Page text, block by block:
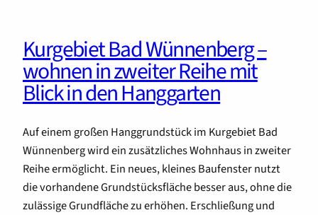
Kurgebiet Bad Wünnenberg –
wohnen in zweiter Reihe mit
Blick in den Hanggarten
Auf einem großen Hanggrundstück im Kurgebiet Bad
Wünnenberg wird ein zusätzliches Wohnhaus in zweiter
Reihe ermöglicht. Ein neues, kleines Baufenster nutzt
die vorhandene Grundstücksfläche besser aus, ohne die
zulässige Grundfläche zu erhöhen. Erschließung und